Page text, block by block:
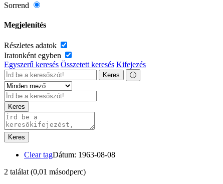
Sorrend
Megjelenítés
Részletes adatok
Iratonként egyben
Egyszerű keresés Összetett keresés Kifejezés
Keres ⓘ
Keres
Keres
Clear tagDátum: 1963-08-08
2 találat (0,01 másodperc)